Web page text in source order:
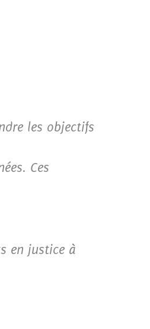
les objectifs
Ces
en justice à